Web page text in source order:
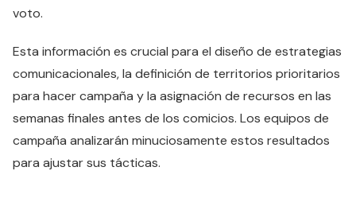
voto.
Esta información es crucial para el diseño de estrategias
comunicacionales, la definición de territorios prioritarios
para hacer campaña y la asignación de recursos en las
semanas finales antes de los comicios. Los equipos de
campaña analizarán minuciosamente estos resultados
para ajustar sus tácticas.